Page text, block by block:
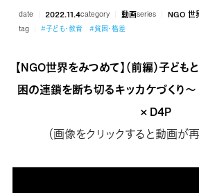
date 2022.11.4category 動画series NGO 世
tag #子ども・教育 #貧困・格差
【NGO世界をみつめて】（前編）子ど
困の連鎖を断ち切るキッカケづくり
× D4P
（画像をクリックすると動画が再